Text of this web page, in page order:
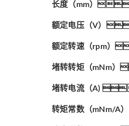
长度（mm）
额定电压（V）
额定转速（rpm）
堵转转矩（mNm
堵转电流（A)
转矩常数（mNm/A